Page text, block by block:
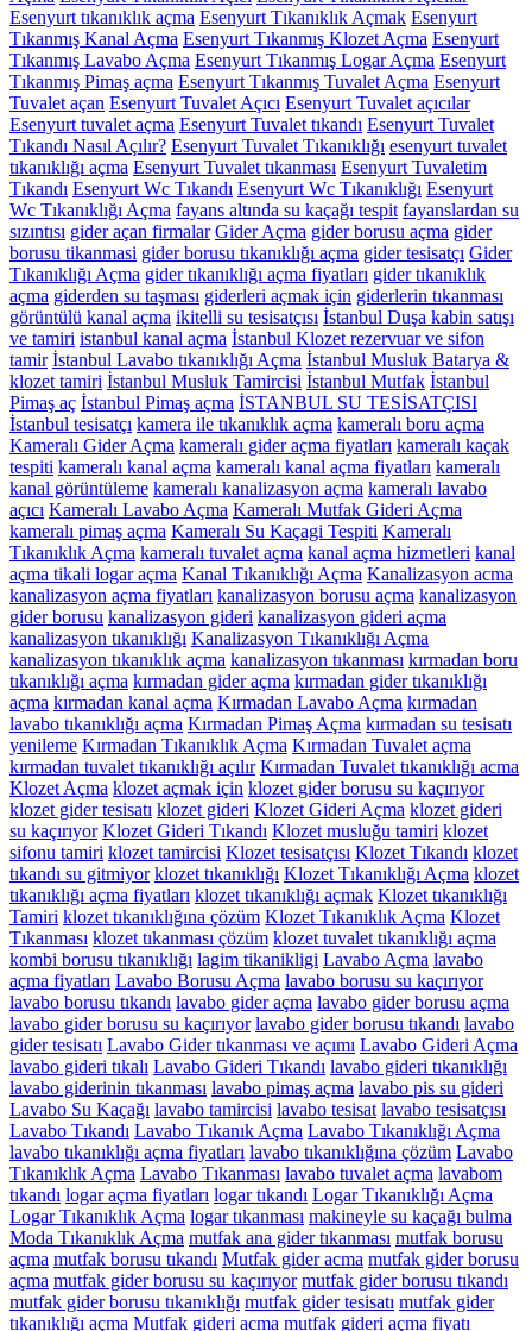
Esenyurt tıkanıklık açma Esenyurt Tıkanıklık Açmak Esenyurt
Tıkanmış Kanal Açma Esenyurt Tıkanmış Klozet Açma Esenyurt
Tıkanmış Lavabo Açma Esenyurt Tıkanmış Logar Açma Esenyurt
Tıkanmış Pimaş açma Esenyurt Tıkanmış Tuvalet Açma Esenyurt
Tuvalet açan Esenyurt Tuvalet Açıcı Esenyurt Tuvalet açıcılar
Esenyurt tuvalet açma Esenyurt Tuvalet tıkandı Esenyurt Tuvalet
Tıkandı Nasıl Açılır? Esenyurt Tuvalet Tıkanıklığı esenyurt tuvalet
tıkanıklığı açma Esenyurt Tuvalet tıkanması Esenyurt Tuvaletim
Tıkandı Esenyurt Wc Tıkandı Esenyurt Wc Tıkanıklığı Esenyurt
Wc Tıkanıklığı Açma fayans altında su kaçağı tespit fayanslardan su
sızıntısı gider açan firmalar Gider Açma gider borusu açma gider
borusu tikanmasi gider borusu tıkanıklığı açma gider tesisatçı Gider
Tıkanıklığı Açma gider tıkanıklığı açma fiyatları gider tıkanıklık
açma giderden su taşması giderleri açmak için giderlerin tıkanması
görüntülü kanal açma ikitelli su tesisatçısı İstanbul Duşa kabin satışı
ve tamiri istanbul kanal açma İstanbul Klozet rezervuar ve sifon
tamir İstanbul Lavabo tıkanıklığı Açma İstanbul Musluk Batarya &
klozet tamiri İstanbul Musluk Tamircisi İstanbul Mutfak İstanbul
Pimaş aç İstanbul Pimaş açma İSTANBUL SU TESİSATÇISI
İstanbul tesisatçı kamera ile tıkanıklık açma kameralı boru açma
Kameralı Gider Açma kameralı gider açma fiyatları kameralı kaçak
tespiti kameralı kanal açma kameralı kanal açma fiyatları kameralı
kanal görüntüleme kameralı kanalizasyon açma kameralı lavabo
açıcı Kameralı Lavabo Açma Kameralı Mutfak Gideri Açma
kameralı pimaş açma Kameralı Su Kaçagi Tespiti Kameralı
Tıkanıklık Açma kameralı tuvalet açma kanal açma hizmetleri kanal
açma tikali logar açma Kanal Tıkanıklığı Açma Kanalizasyon acma
kanalizasyon açma fiyatları kanalizasyon borusu açma kanalizasyon
gider borusu kanalizasyon gideri kanalizasyon gideri açma
kanalizasyon tıkanıklığı Kanalizasyon Tıkanıklığı Açma
kanalizasyon tıkanıklık açma kanalizasyon tıkanması kırmadan boru
tıkanıklığı açma kırmadan gider açma kırmadan gider tıkanıklığı
açma kırmadan kanal açma Kırmadan Lavabo Açma kırmadan
lavabo tıkanıklığı açma Kırmadan Pimaş Açma kırmadan su tesisatı
yenileme Kırmadan Tıkanıklık Açma Kırmadan Tuvalet açma
kırmadan tuvalet tıkanıklığı açılır Kırmadan Tuvalet tıkanıklığı acma
Klozet Açma klozet açmak için klozet gider borusu su kaçırıyor
klozet gider tesisatı klozet gideri Klozet Gideri Açma klozet gideri
su kaçırıyor Klozet Gideri Tıkandı Klozet musluğu tamiri klozet
sifonu tamiri klozet tamircisi Klozet tesisatçısı Klozet Tıkandı klozet
tıkandı su gitmiyor klozet tıkanıklığı Klozet Tıkanıklığı Açma klozet
tıkanıklığı açma fiyatları klozet tıkanıklığı açmak Klozet tıkanıklığı
Tamiri klozet tıkanıklığına çözüm Klozet Tıkanıklık Açma Klozet
Tıkanması klozet tıkanması çözüm klozet tuvalet tıkanıklığı açma
kombi borusu tıkanıklığı lagim tikanikligi Lavabo Açma lavabo
açma fiyatları Lavabo Borusu Açma lavabo borusu su kaçırıyor
lavabo borusu tıkandı lavabo gider açma lavabo gider borusu açma
lavabo gider borusu su kaçırıyor lavabo gider borusu tıkandı lavabo
gider tesisatı Lavabo Gider tıkanması ve açımı Lavabo Gideri Açma
lavabo gideri tıkalı Lavabo Gideri Tıkandı lavabo gideri tıkanıklığı
lavabo giderinin tıkanması lavabo pimaş açma lavabo pis su gideri
Lavabo Su Kaçağı lavabo tamircisi lavabo tesisat lavabo tesisatçısı
Lavabo Tıkandı Lavabo Tıkanık Açma Lavabo Tıkanıklığı Açma
lavabo tıkanıklığı açma fiyatları lavabo tıkanıklığına çözüm Lavabo
Tıkanıklık Açma Lavabo Tıkanması lavabo tuvalet açma lavabom
tıkandı logar açma fiyatları logar tıkandı Logar Tıkanıklığı Açma
Logar Tıkanıklık Açma logar tıkanması makineyle su kaçağı bulma
Moda Tıkanıklık Açma mutfak ana gider tıkanması mutfak borusu
açma mutfak borusu tıkandı Mutfak gider acma mutfak gider borusu
açma mutfak gider borusu su kaçırıyor mutfak gider borusu tıkandı
mutfak gider borusu tıkanıklığı mutfak gider tesisatı mutfak gider
tıkanıklığı açma Mutfak gideri acma mutfak gideri açma fiyatı